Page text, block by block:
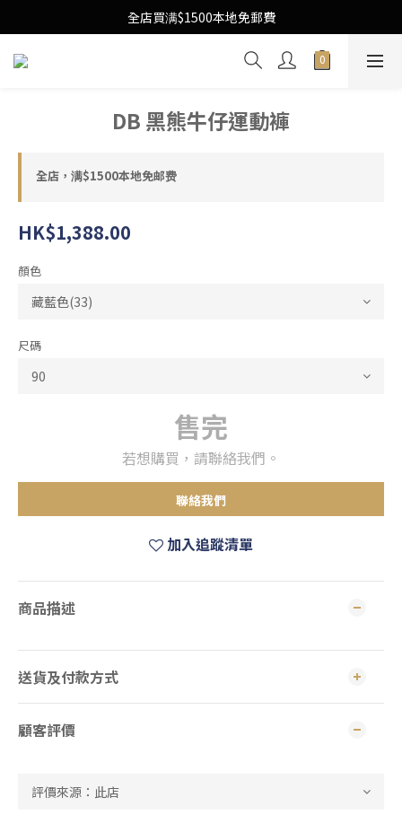
Free Local Shipping Upon $1500 purchase
全店買满$1500本地免郵費
Free Local Shipping Upon $1500 purchase
DB 黑熊牛仔運動褲
全店，满$1500本地免邮费
HK$1,388.00
顏色
尺碼
售完
若想購買，請聯絡我們。
聯絡我們
加入追蹤清單
商品描述
送貨及付款方式
顧客評價